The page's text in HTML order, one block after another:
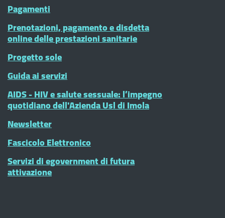
Pagamenti
Prenotazioni, pagamento e disdetta
online delle prestazioni sanitarie
Progetto sole
Guida ai servizi
AIDS - HIV e salute sessuale: l’impegno
quotidiano dell'Azienda Usl di Imola
Newsletter
Fascicolo Elettronico
Servizi di egovernment di futura
attivazione